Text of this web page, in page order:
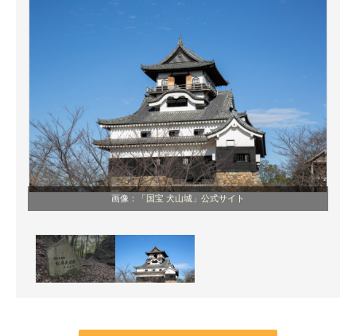
エネルギーの専門メディア
建設×テクノロジーの最前線
ちょっと気になるネットの話題
画像： 「国宝 犬山城」公式サイト